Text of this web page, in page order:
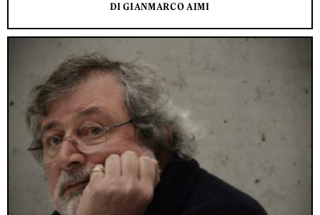
DI GIANMARCO AIMI